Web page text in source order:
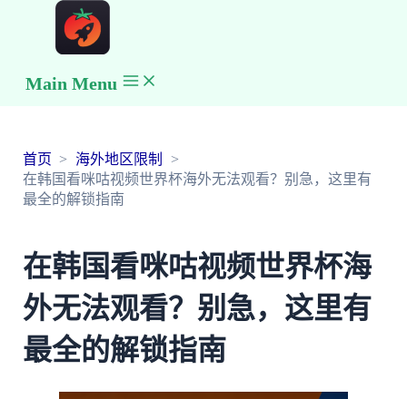
Main Menu
首页
海外地区限制
在韩国看咪咕视频世界杯海外无法观看？别急，这里有
最全的解锁指南
在韩国看咪咕视频世界杯海
外无法观看？别急，这里有
最全的解锁指南